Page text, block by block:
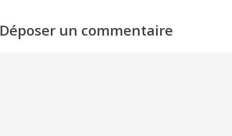
Déposer un commentaire